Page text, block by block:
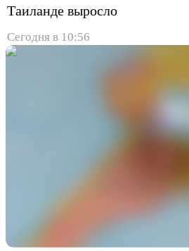
Таиланде выросло
Сегодня в 10:56